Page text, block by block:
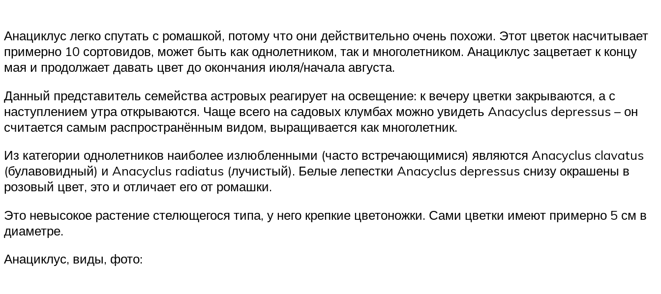
Анациклус легко спутать с ромашкой, потому что они действительно очень похожи. Этот цветок насчитывает
примерно 10 сортовидов, может быть как однолетником, так и многолетником. Анациклус зацветает к концу
мая и продолжает давать цвет до окончания июля/начала августа.
Данный представитель семейства астровых реагирует на освещение: к вечеру цветки закрываются, а с
наступлением утра открываются. Чаще всего на садовых клумбах можно увидеть Anacyclus depressus – он
считается самым распространённым видом, выращивается как многолетник.
Из категории однолетников наиболее излюбленными (часто встречающимися) являются Anacyclus clavatus
(булавовидный) и Anacyclus radiatus (лучистый). Белые лепестки Anacyclus depressus снизу окрашены в
розовый цвет, это и отличает его от ромашки.
Это невысокое растение стелющегося типа, у него крепкие цветоножки. Сами цветки имеют примерно 5 см в
диаметре.
Анациклус, виды, фото: